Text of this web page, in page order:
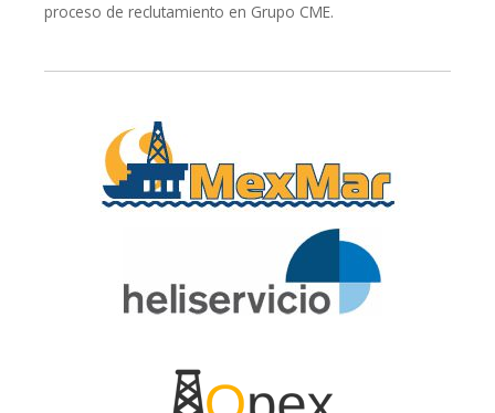
proceso de reclutamiento en Grupo CME.